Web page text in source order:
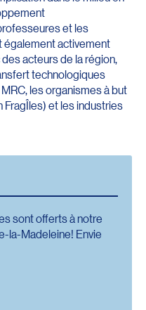
et les
également activement
acteurs de la région,
technologiques
les organismes à but
et les industries
sont offerts à notre
la-Madeleine! Envie